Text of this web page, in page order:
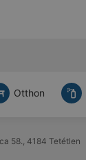
Otthon
58., 4184 Tetétlen